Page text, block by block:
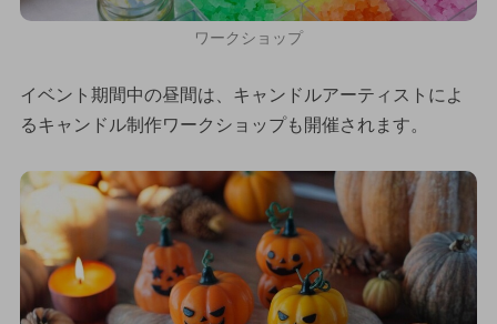
ワークショップ
イベント期間中の昼間は、キャンドルアーティストによ
るキャンドル制作ワークショップも開催されます。